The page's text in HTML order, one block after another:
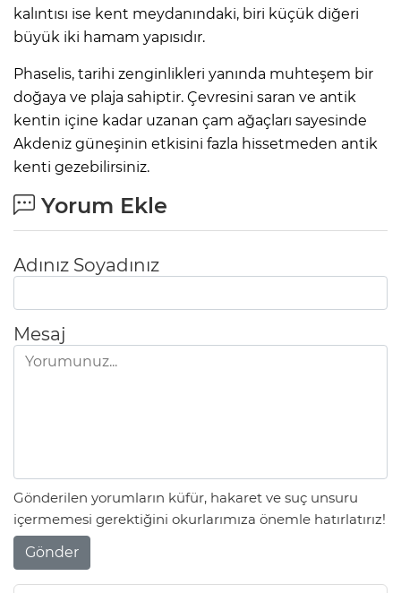
kalıntısı ise kent meydanındaki, biri küçük diğeri
büyük iki hamam yapısıdır.
Phaselis, tarihi zenginlikleri yanında muhteşem bir
doğaya ve plaja sahiptir. Çevresini saran ve antik
kentin içine kadar uzanan çam ağaçları sayesinde
Akdeniz güneşinin etkisini fazla hissetmeden antik
kenti gezebilirsiniz.
Yorum Ekle
Adınız Soyadınız
Mesaj
Gönderilen yorumların küfür, hakaret ve suç unsuru
içermemesi gerektiğini okurlarımıza önemle hatırlatırız!
Gönder